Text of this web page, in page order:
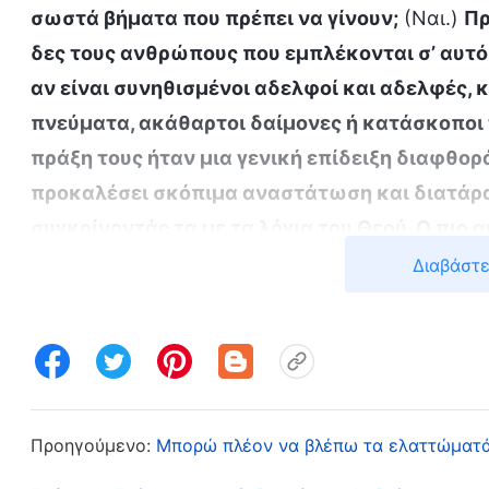
σωστά βήματα που πρέπει να γίνουν; (Ναι.)
δες τους ανθρώπους που εμπλέκονται σ’
αν είναι συνηθισμένοι αδελφοί και αδελφές,
πνεύματα, ακάθαρτοι δαίμονες ή
πράξη τους ήταν μια γενική επίδειξη
προκαλέσει σκόπιμα αναστάτωση και
κάτι είναι να το κάνεις σύμφωνα με τα λόγια
ανθρώπους και τα ζητήματα σύμφωνα με τα
την αλήθεια, ή αν είναι κακοί άνθρωποι ή
Προηγούμενο: Μπορώ πλέον να βλέπω τα